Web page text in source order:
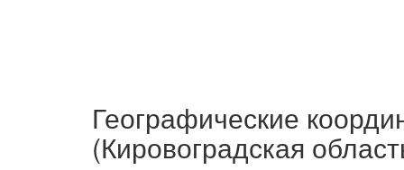
Географические
(Кировоградская